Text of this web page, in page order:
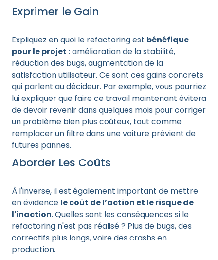
Exprimer le Gain
Expliquez en quoi le refactoring est bénéfique
pour le projet : amélioration de la stabilité,
réduction des bugs, augmentation de la
satisfaction utilisateur. Ce sont ces gains concrets
qui parlent au décideur. Par exemple, vous pourriez
lui expliquer que faire ce travail maintenant évitera
de devoir revenir dans quelques mois pour corriger
un problème bien plus coûteux, tout comme
remplacer un filtre dans une voiture prévient de
futures pannes.
Aborder Les Coûts
À l'inverse, il est également important de mettre
en évidence le coût de l’action et le risque de
l'inaction. Quelles sont les conséquences si le
refactoring n'est pas réalisé ? Plus de bugs, des
correctifs plus longs, voire des crashs en
production.